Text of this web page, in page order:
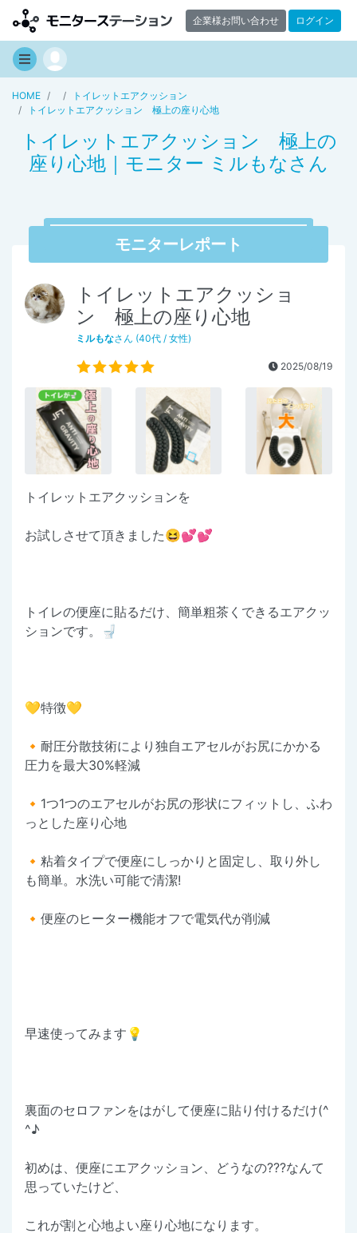
企業様お問い合わせ ログイン
HOME
トイレットエアクッション
トイレットエアクッション 極上の座り心地
トイレットエアクッション 極上の
座り心地｜モニター ミルもなさん
モニターレポート
トイレットエアクッショ
ン 極上の座り心地
ミルもなさん (40代 / 女性)
2025/08/19
トイレットエアクッションを
お試しさせて頂きました😆💕💕
トイレの便座に貼るだけ、簡単粗茶くできるエアクッ
ションです。🚽
💛特徴💛
🔸耐圧分散技術により独自エアセルがお尻にかかる
圧力を最大30%軽減
🔸1つ1つのエアセルがお尻の形状にフィットし、ふわ
っとした座り心地
🔸粘着タイプで便座にしっかりと固定し、取り外し
も簡単。水洗い可能で清潔!
🔸便座のヒーター機能オフで電気代が削減
早速使ってみます💡
裏面のセロファンをはがして便座に貼り付けるだけ(^
^♪
初めは、便座にエアクッション、どうなの???なんて
思っていたけど、
これが割と心地よい座り心地になります。